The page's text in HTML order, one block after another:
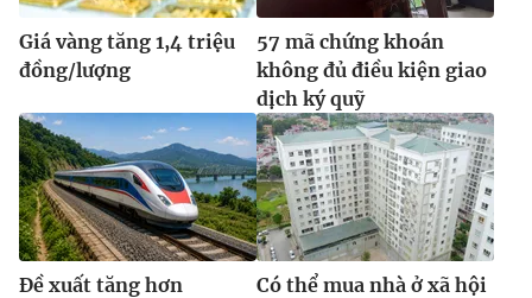
Giá vàng tăng 1,4 triệu
đồng/lượng
57 mã chứng khoán
không đủ điều kiện giao
dịch ký quỹ
Đề xuất tăng hơn
Có thể mua nhà ở xã hội